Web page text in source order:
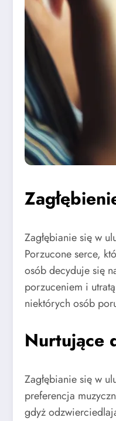
Zagłębianie się w
Porzucone serce,
osób decyduje się
porzuceniem i
niektórych osób
Nurtujące
Zagłębianie się w
preferencja
gdyż